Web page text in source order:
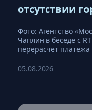
отсутствии
Фото: Агентство
Чаплин в беседе с
перерасчет
05.08.2026